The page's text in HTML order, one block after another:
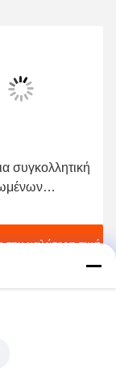
συγκολλητική
για το άνευ
την καλύτερη τιμή
Co., Ltd.